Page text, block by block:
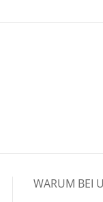
WARUM BEI